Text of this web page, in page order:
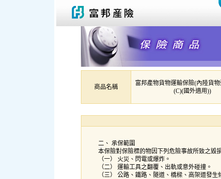
商品名稱
富邦產物貨物運輸保險(內陸貨
(C)(國外適用))
二、 承保範圍
本保險對保險標的物因下列危險事故所致之毀
（一） 火災、閃電或爆炸。
（二） 運輸工具之翻覆、出軌或意外碰撞。
（三） 公路、鐵路、隧道、橋樑、高架道發生